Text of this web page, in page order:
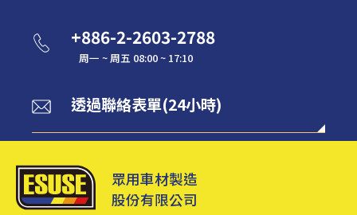
+886-2-2603-2788
周一 ~ 周五 08:00 ~ 17:10
透過聯絡表單(24小時)
眾用車材製造
股份有限公司